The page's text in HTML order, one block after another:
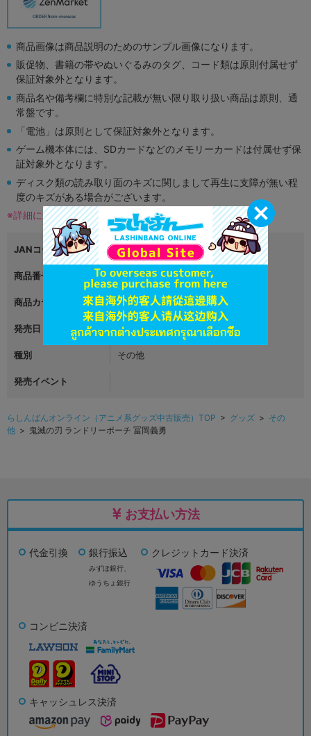
商品画像は商品説明のためのサンプル画像になります。
販促物、書籍の帯やぬいぐるみのタグ、コード類は原則付属せず
保証対象外となります。
商品名や備考欄に特別な記載が無い限り取り扱い商品は原則、通
常盤です。
「電池」は原則として保証対象外となります。
ゲーム機本体には、SDカードなどのメモリーカードは付属せず保
証対象外となります。
ディスク類の読み取り面のキズに関しまして再生に支障が無い程
度のキズがある場合がございます。
※詳細につきましてはコチラ
JANコード 4549660812333
商品番号 L06549738
商品カテゴリ グッズ
発売日 2022年01月15日
種別 その他
発売イベント
らしんばんオンライン（アニメ系グッズ中古販売）TOP > グッズ > その
他 > 鬼滅の刃 ランドリーポーチ 冨岡義勇
お支払い方法
代金引換 銀行振込
みずほ銀行、
ゆうちょ銀行
クレジットカード決済
コンビニ決済
キャッシュレス決済